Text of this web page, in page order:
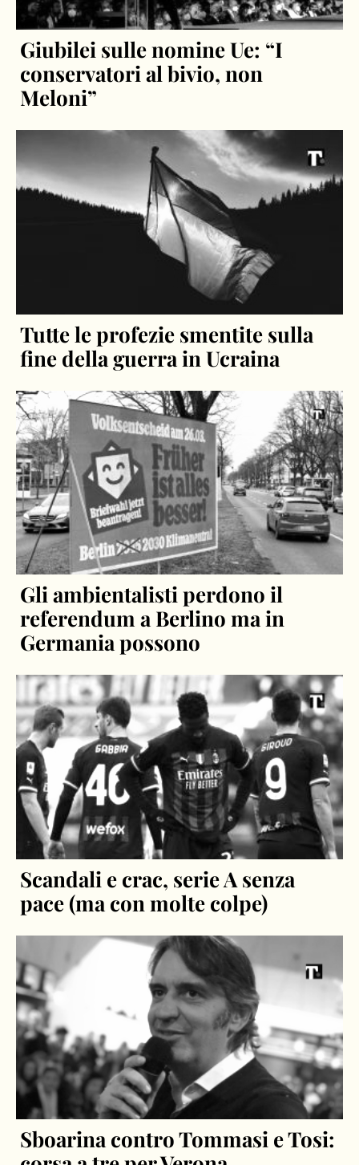
Giubilei sulle nomine Ue: “I
conservatori al bivio, non
Meloni”
Tutte le profezie smentite sulla
fine della guerra in Ucraina
Gli ambientalisti perdono il
referendum a Berlino ma in
Germania possono
Scandali e crac, serie A senza
pace (ma con molte colpe)
Sboarina contro Tommasi e Tosi: